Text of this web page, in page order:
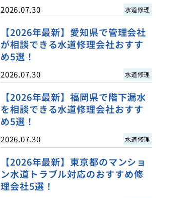
2026.07.30 水道修理
【2026年最新】愛知県で管理会社
が相談できる水道修理会社おすす
め5選！
2026.07.30 水道修理
【2026年最新】福岡県で階下漏水
を相談できる水道修理会社おすす
め5選！
2026.07.30 水道修理
【2026年最新】東京都のマンショ
ン水道トラブル対応のおすすめ修
理会社5選！